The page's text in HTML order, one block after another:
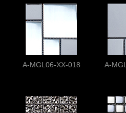
A-MGL06-XX-018 A-